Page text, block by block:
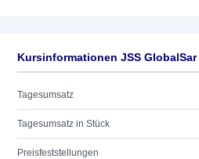
Kursinformationen JSS GlobalSar
Tagesumsatz
Tagesumsatz in Stück
Preisfeststellungen